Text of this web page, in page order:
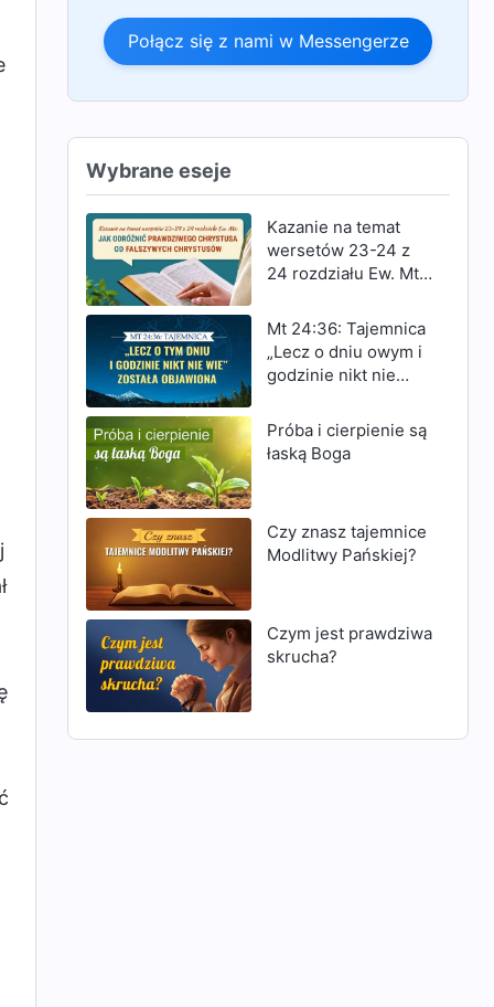
Połącz się z nami w Messengerze
Wybrane eseje
Kazanie na temat
wersetów 23-24 z
24 rozdziału Ew. Mt:
prawdziwego
Chrystusa od
fałszywych
Chrystusów
Mt 24:36: Tajemnica
„Lecz o dniu owym i
godzinie nikt nie
objawiona
Próba i cierpienie są
łaską Boga
Czy znasz tajemnice
Modlitwy Pańskiej?
Czym jest prawdziwa
skrucha?